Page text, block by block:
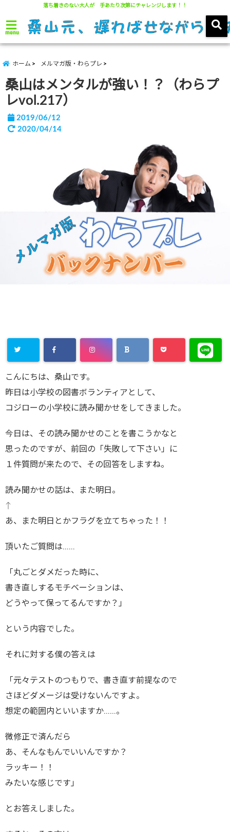
落ち着きのない大人が 手あたり次第にチャレンジします！！
menu
ホーム メルマガ版・わらプレ
桑山はメンタルが強い！？（わらプ
レvol.217）
2019/06/12
2020/04/14
こんにちは、桑山です。
昨日は小学校の図書ボランティアとして、
コジローの小学校に読み聞かせをしてきました。
今日は、その読み聞かせのことを書こうかなと
思ったのですが、前回の「失敗して下さい」に
１件質問が来たので、その回答をしますね。
読み聞かせの話は、また明日。
↑
あ、また明日とかフラグを立てちゃった！！
頂いたご質問は……
「丸ごとダメだった時に、
書き直しするモチベーションは、
どうやって保ってるんですか？」
という内容でした。
それに対する僕の答えは
「元々テストのつもりで、書き直す前提なので
さほどダメージは受けないんですよ。
想定の範囲内といいますか……。
微修正で済んだら
あ、そんなもんでいいんですか？
ラッキー！！
みたいな感じです」
とお答えしました。